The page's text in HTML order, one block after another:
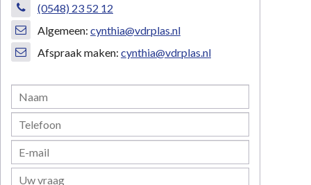
(0548) 23 52 12
Algemeen: cynthia@vdrplas.nl
Afspraak maken: cynthia@vdrplas.nl